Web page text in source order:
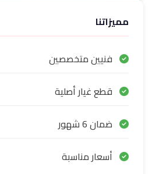
مميزاتنا
فنيين متخصصين
قطع غيار أصلية
ضمان 6 شهور
أسعار مناسبة